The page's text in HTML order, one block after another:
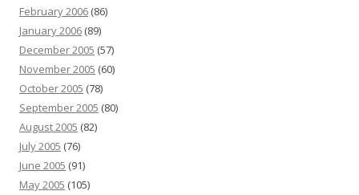
February 2006 (86)
January 2006 (89)
December 2005 (57)
November 2005 (60)
October 2005 (78)
September 2005 (80)
August 2005 (82)
July 2005 (76)
June 2005 (91)
May 2005 (105)